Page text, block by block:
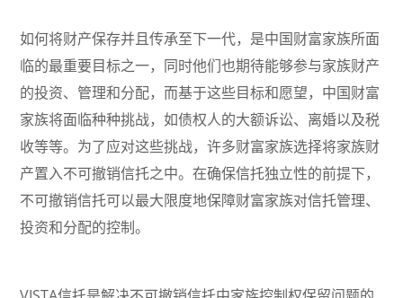
如何将财产保存并且传承至下一代，是中国财富家族所面
临的最重要目标之一，同时他们也期待能够参与家族财产
的投资、管理和分配，而基于这些目标和愿望， 中国财富
家族将面临种种挑战，如债权人的大额诉讼、离婚以及税
收等等。为了应对这些挑战，许多财富家族选择将家族财
产置入不可撤销信托之中。在确保信托独立性的前提下，
不可撤销信托可以最大限度地保障财富家族对信托管理、
投资和分配的控制。